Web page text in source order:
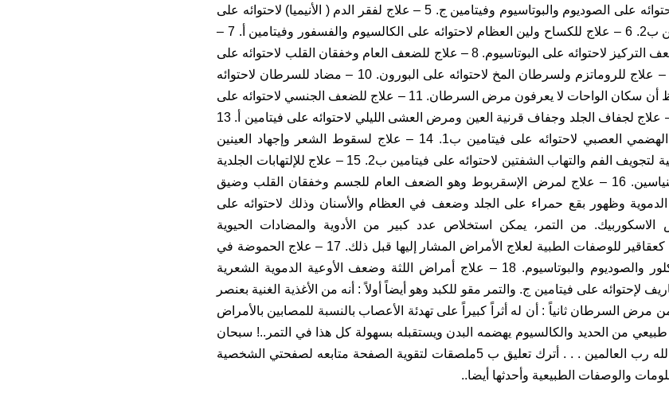
– الوقاية من السموم لاحتوائه على الصوديوم والبوتاسيوم وفيتامين ج. 5 – علاج لفقر الدم ( الأنيميا) لاحتوائه على
الحديد والنحاس وفيتامين ب2. 6 – علاج للكساح ولين العظام لاحتوائه على الكالسيوم والفسفور وفيتامين أ. 7 –
علاج لفقدان الشهية وضعف التركيز لاحتوائه على البوتاسيوم. 8 – علاج للضعف العام وخفقان القلب لاحتوائه على
المغنيسيوم والنحاس. 9 – علاج للروماتزم ولسرطان المخ لاحتوائه على البورون. 10 – مضاد للسرطان لاحتوائه
على السلينيوم وقد لوحظ أن سكان الواحات لا يعرفون مرض السرطان. 11 – علاج للضعف الجنسي لاحتوائه على
البورون وفيتامين أ. 12 – علاج لجفاف الجلد وجفاف قرنية العين ومرض العشى الليلي لاحتوائه على فيتامين أ. 13
– علاج لأمراض الجهاز الهضمي العصبي لاحتوائه على فيتامين ب1. 14 – علاج لسقوط الشعر وإجهاد العينين
والتهاب الأغشية المخاطية لتجويف الفم والتهاب الشفتين لاحتوائه على فيتامين ب2. 15 – علاج للإلتهابات الجلدية
لاحتوائه على فيتامين النياسين. 16 – علاج لمرض الإسقربوط وهو الضعف العام للجسم وخفقان القلب وضيق
الدموية وظهور بقع حمراء على الجلد وضعف في العظام والأسنان وذلك لاحتوائه على
أو حامض الاسكوربيك. من التمر، يمكن استخلاص عدد كبير من الأدوية والمضادات الحيوية
والفيتامينات لاستخدامها كعقاقير للوصفات الطبية لعلاج الأمراض المشار إليها قبل ذلك. 17 – علاج الحموضة في
المعدة لاحتوائه على الكلور والصوديوم والبوتاسيوم. 18 – علاج أمراض اللثة وضعف الأوعية الدموية الشعرية
على فيتامين ج. والتمر مقو للكبد وهو أيضاً أولاً : أنه من الأغذية الغنية بعنصر
مرض السرطان ثانياً : أن له أثراً كبيراً على تهدئة الأعصاب بالنسبة للمصابين بالأمراض
طبيعي من الحديد والكالسيوم يهضمه البدن ويستقبله بسهولة كل هذا في التمر..! سبحان
الله العظيم . . . والحمد لله رب العالمين . . . أترك تعليق ب 5ملصقات لتقوية الصفحة متابعه لصفحتي الشخصية
والوصفات الطبيعية وأحدثها أيضا..